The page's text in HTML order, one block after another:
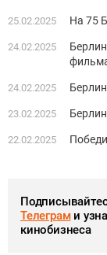
25.02.2025 На 75
24.02.2025
24.02.2025
23.02.2025
22.02.2025
Телеграми
кинобизнеса